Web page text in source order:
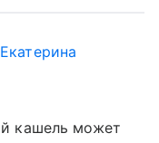
кашель может